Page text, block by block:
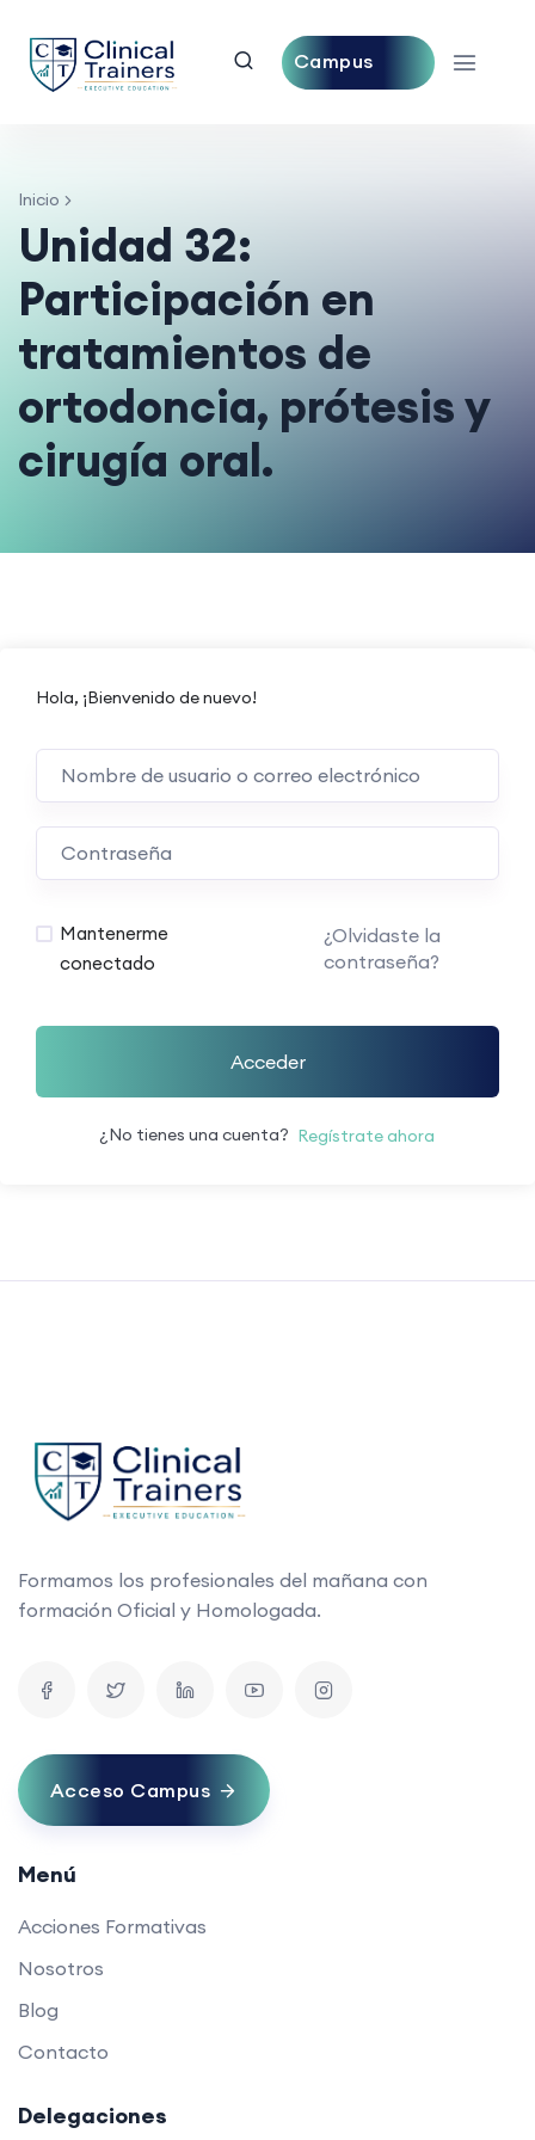
Campus
Inicio
Unidad 32:
Participación en
tratamientos de
ortodoncia, prótesis y
cirugía oral.
Hola, ¡Bienvenido de nuevo!
Mantenerme
conectado
¿Olvidaste la
contraseña?
Acceder
¿No tienes una cuenta? Regístrate ahora
Formamos los profesionales del mañana con
formación Oficial y Homologada.
Acceso Campus
Menú
Acciones Formativas
Nosotros
Blog
Contacto
Delegaciones